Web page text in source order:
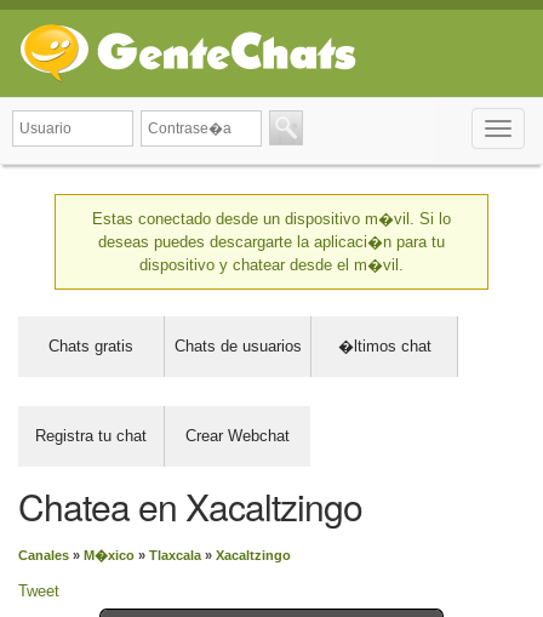
Toggle
Estas conectado desde un dispositivo m�vil. Si lo
deseas puedes descargarte la aplicaci�n para tu
dispositivo y chatear desde el m�vil.
Chats gratis Chats de usuarios �ltimos chat
Registra tu chat Crear Webchat
Chatea en Xacaltzingo
Canales » M�xico » Tlaxcala » Xacaltzingo
Tweet